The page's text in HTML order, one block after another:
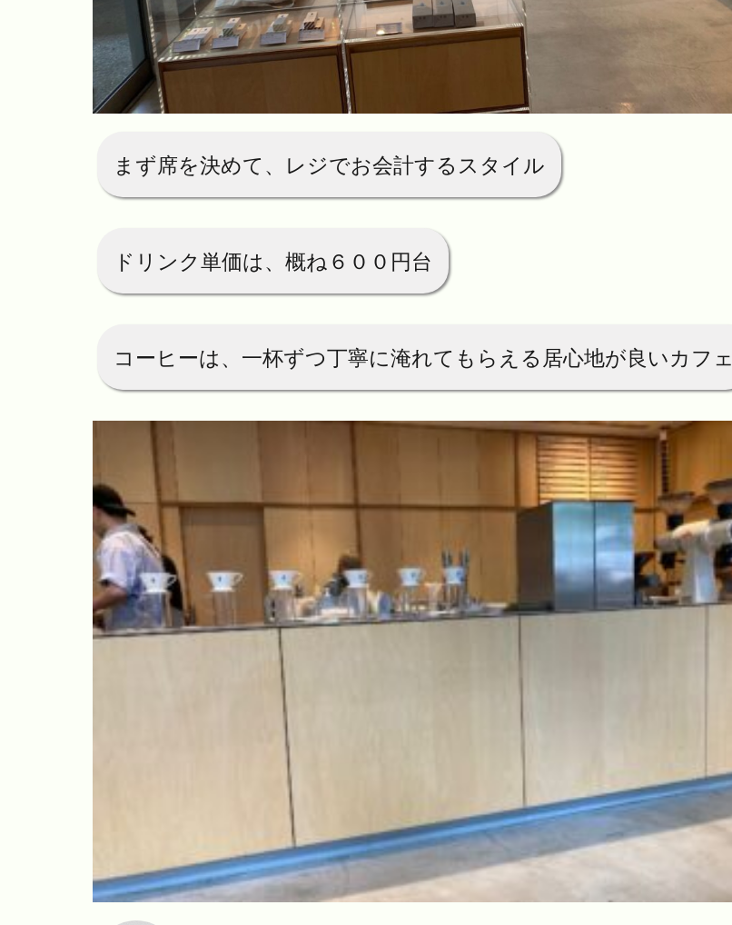
まず席を決めて、レジでお会計するスタイル
ドリンク単価は、概ね６００円台
コーヒーは、一杯ずつ丁寧に淹れてもらえる居心地が良いカフェ